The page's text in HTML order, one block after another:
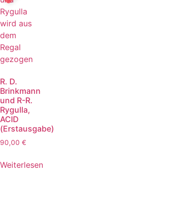
R. D.
Brinkmann
und R-R.
Rygulla,
ACID
(Erstausgabe)
90,00 €
Weiterlesen